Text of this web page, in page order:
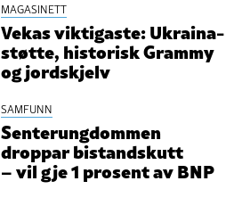
MAGASINETT
Vekas viktigaste: Ukraina-
støtte, historisk Grammy
og jordskjelv
SAMFUNN
Senterungdommen
droppar bistandskutt
– vil gje 1 prosent av BNP